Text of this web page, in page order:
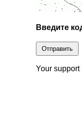
Введите
Отправить
Your